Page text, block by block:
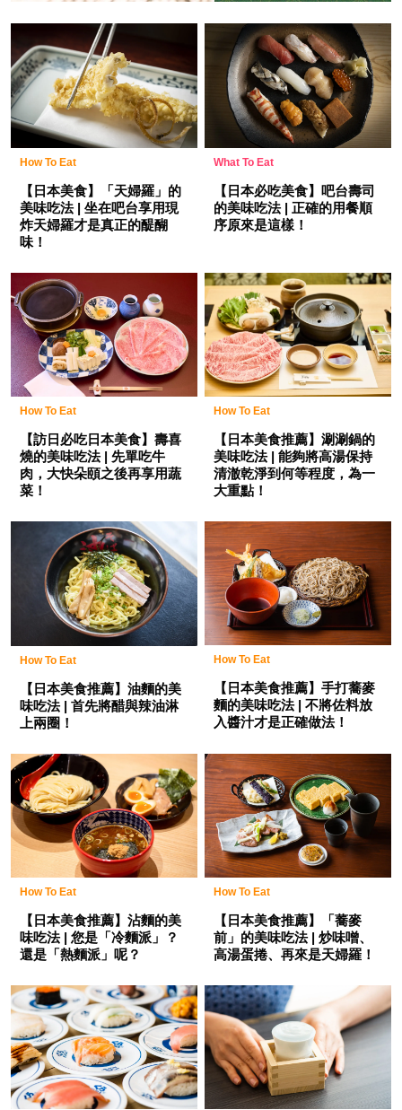
How To Eat
【日本美食】「天婦羅」的
美味吃法 | 坐在吧台享用現
炸天婦羅才是真正的醍醐
味！
What To Eat
【日本必吃美食】吧台壽司
的美味吃法 | 正確的用餐順
序原來是這樣！
How To Eat
【訪日必吃日本美食】壽喜
燒的美味吃法 | 先單吃牛
肉，大快朵頤之後再享用蔬
菜！
How To Eat
【日本美食推薦】涮涮鍋的
美味吃法 | 能夠將高湯保持
清澈乾淨到何等程度，為一
大重點！
How To Eat
【日本美食推薦】油麵的美
味吃法 | 首先將醋與辣油淋
上兩圈！
How To Eat
【日本美食推薦】手打蕎麥
麵的美味吃法 | 不將佐料放
入醬汁才是正確做法！
How To Eat
【日本美食推薦】沾麵的美
味吃法 | 您是「冷麵派」？
還是「熱麵派」呢？
How To Eat
【日本美食推薦】「蕎麥
前」的美味吃法 | 炒味噌、
高湯蛋捲、再來是天婦羅！